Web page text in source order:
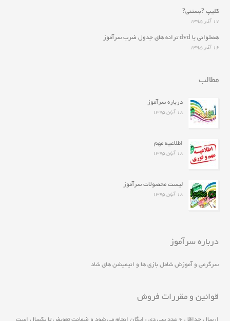
کلیپ ?بستنی?
۱۷ آذر ۱۳۹۵
همخوانى با dvd ترانه هاى جدول ضرب سرآموز
۱۶ آذر ۱۳۹۵
مطالب
درباره سرآموز
۱۸ آبان ۱۳۹۵
اطلاعیه مهم
۱۸ آبان ۱۳۹۵
لیست محصولات سرآموز
۱۸ آبان ۱۳۹۵
درباره سرآموز
سرگرمی و آموزش شامل بازی ها و انیمیشن های شاد
قوانین و مقررات فروش